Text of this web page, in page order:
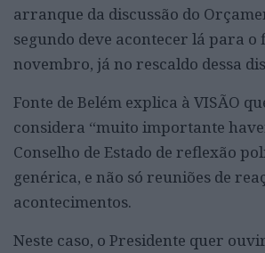
arranque da discussão do
segundo deve acontecer lá para o
novembro, já no rescaldo dessa
Fonte de Belém explica à VISÃO
considera “muito importante
Conselho de Estado de reflexão
genérica, e não só reuniões de
acontecimentos.
Neste caso, o Presidente quer